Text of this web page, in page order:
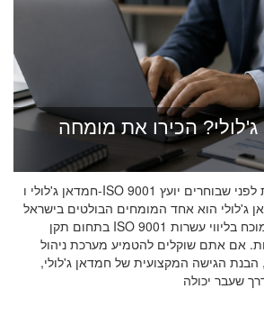
הכירו את מומחה
חמדאן ג'לולי ו-ISO 9001 ב-2026: מה חובה לדעת לפני שבוחרים יועץ
ג'לולי הוא אחד המומחים הבולטים בישראל
בתחום תקן ISO 9001 וניהול איכות, עם ניסיון מוכח בליווי עשרות
אם אתם שוקלים להטמיע מערכת ניהול
איכות בעסקכם ב-2025, הבנת הגישה המקצועית של חמדאן ג'לולי,